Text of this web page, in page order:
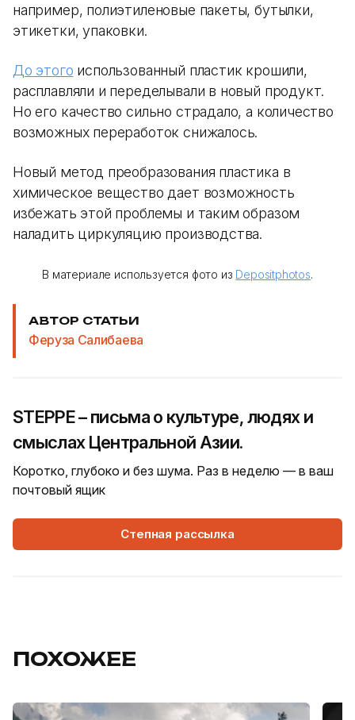
например, полиэтиленовые пакеты, бутылки,
этикетки, упаковки.
До этого использованный пластик крошили,
расплавляли и переделывали в новый продукт.
Но его качество сильно страдало, а количество
возможных переработок снижалось.
Новый метод преобразования пластика в
химическое вещество дает возможность
избежать этой проблемы и таким образом
наладить циркуляцию производства.
В материале используется фото из Depositphotos.
АВТОР СТАТЬИ
Феруза Салибаева
STEPPE – письма о культуре, людях и
смыслах Центральной Азии.
Коротко, глубоко и без шума. Раз в неделю — в ваш
почтовый ящик
Степная рассылка
ПОХОЖЕЕ